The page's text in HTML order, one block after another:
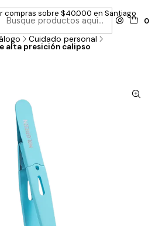
0
compras sobre $40.000 en Santiago
Cuidado personal
alta presición calipso